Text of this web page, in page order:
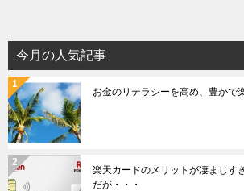
ゲ
ー
シ
ョ
ン
今月の人気記事
お金のリテラシーを高め、豊かで
楽天カードのメリットが凄まじす
だが・・・